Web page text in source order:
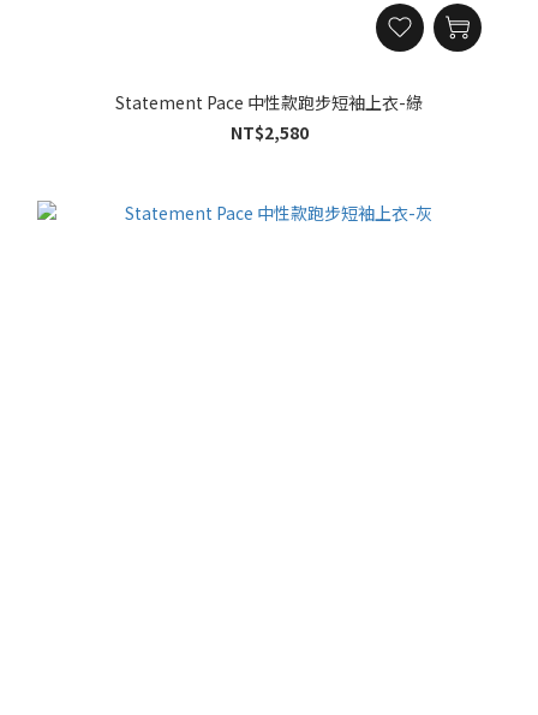
Statement Pace 中性款跑步短袖上衣-綠
NT$2,580